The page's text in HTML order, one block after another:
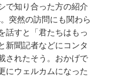
で知り合った方の紹介
突然の訪問にも関わら
話すと「君たちはもっ
新聞記者などにコンタ
されたそう。おかげで
にウェルカムになった